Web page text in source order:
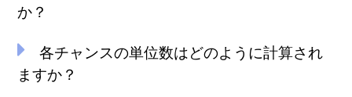
か？
各チャンスの単位数はどのように計算され
ますか？